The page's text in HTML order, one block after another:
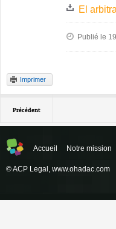
El
Publié le
Imprimer
Précédent
Accueil Notre mission
© ACP Legal, www.ohadac.com